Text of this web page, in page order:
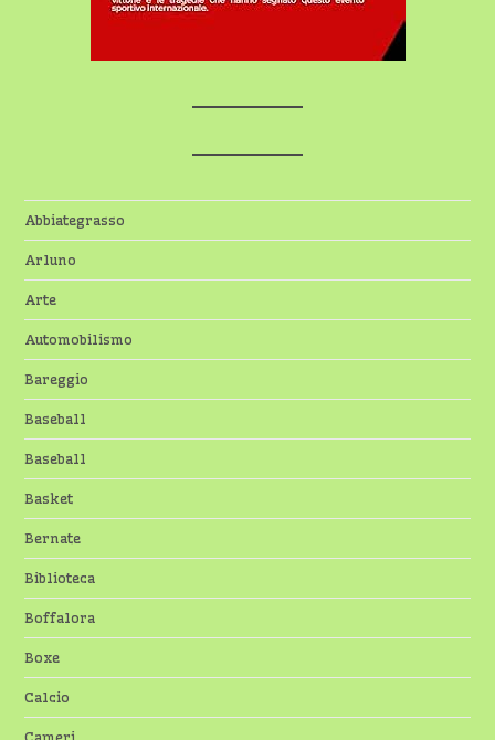
Abbiategrasso
Arluno
Arte
Automobilismo
Bareggio
Baseball
Baseball
Basket
Bernate
Biblioteca
Boffalora
Boxe
Calcio